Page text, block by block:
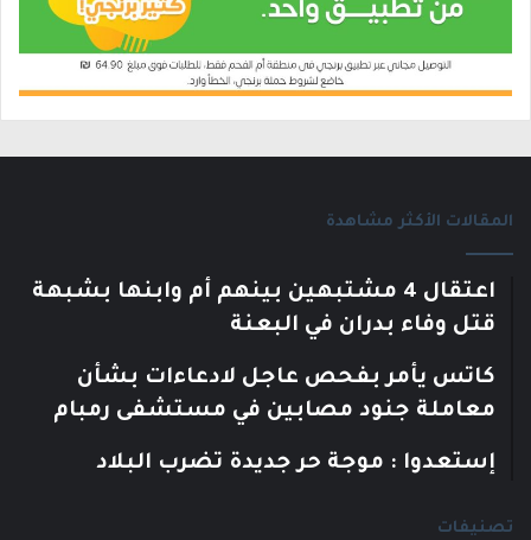
المقالات الأكثر مشاهدة
اعتقال 4 مشتبهين بينهم أم وابنها بشبهة
قتل وفاء بدران في البعنة
كاتس يأمر بفحص عاجل لادعاءات بشأن
معاملة جنود مصابين في مستشفى رمبام
إستعدوا : موجة حر جديدة تضرب البلاد
تصنيفات